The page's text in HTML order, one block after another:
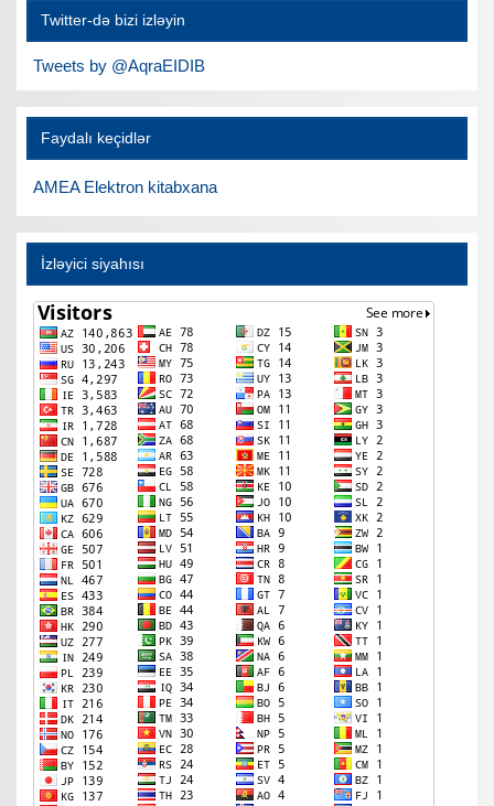
Twitter-də bizi izləyin
Tweets by @AqraEIDIB
Faydalı keçidlər
AMEA Elektron kitabxana
İzləyici siyahısı